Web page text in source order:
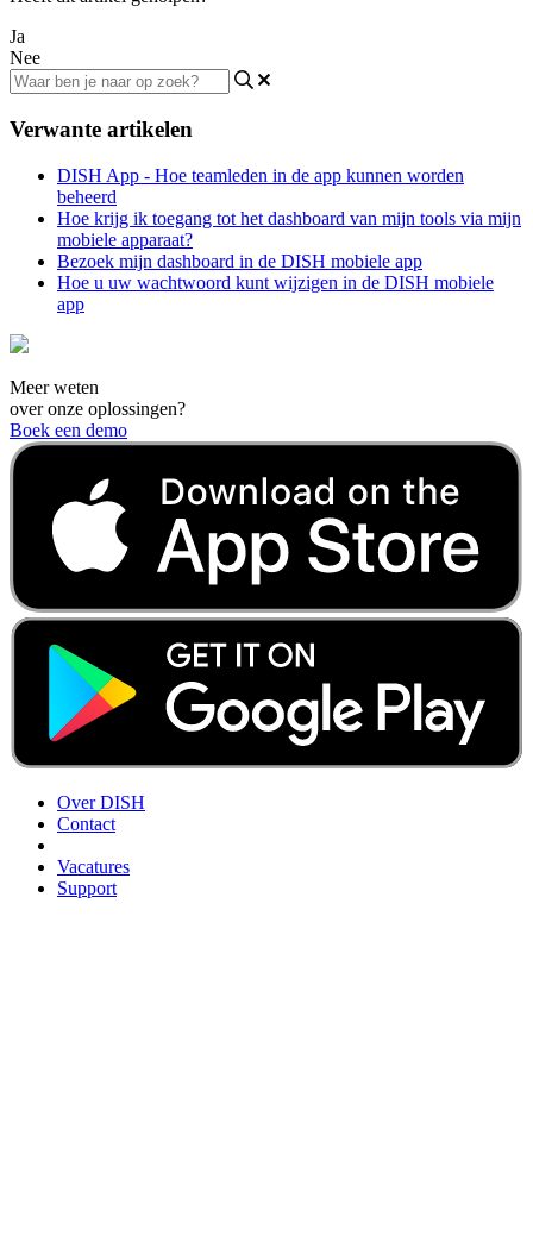
Ja
Nee
Verwante artikelen
DISH App - Hoe teamleden in de app kunnen worden
beheerd
Hoe krijg ik toegang tot het dashboard van mijn tools via mijn
mobiele apparaat?
Bezoek mijn dashboard in de DISH mobiele app
Hoe u uw wachtwoord kunt wijzigen in de DISH mobiele
app
Meer weten
over onze oplossingen?
Boek een demo
Over DISH
Contact
Vacatures
Support